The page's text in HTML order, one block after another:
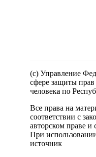
(c) Управление
сфере защиты прав
человека по
Все права на
соответствии с
авторском праве
При
источник